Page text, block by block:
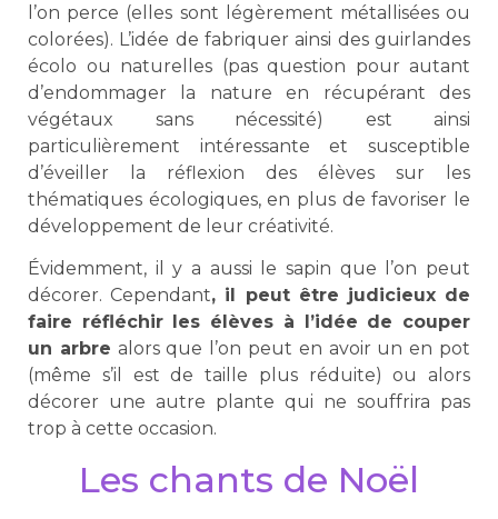
l’on perce (elles sont légèrement métallisées ou
colorées). L’idée de fabriquer ainsi des guirlandes
écolo ou naturelles (pas question pour autant
d’endommager la nature en récupérant des
végétaux sans nécessité) est ainsi
particulièrement intéressante et susceptible
d’éveiller la réflexion des élèves sur les
thématiques écologiques, en plus de favoriser le
développement de leur créativité.
Évidemment, il y a aussi le sapin que l’on peut
décorer. Cependant, il peut être judicieux de
faire réfléchir les élèves à l’idée de couper
un arbre alors que l’on peut en avoir un en pot
(même s’il est de taille plus réduite) ou alors
décorer une autre plante qui ne souffrira pas
trop à cette occasion.
Les chants de Noël